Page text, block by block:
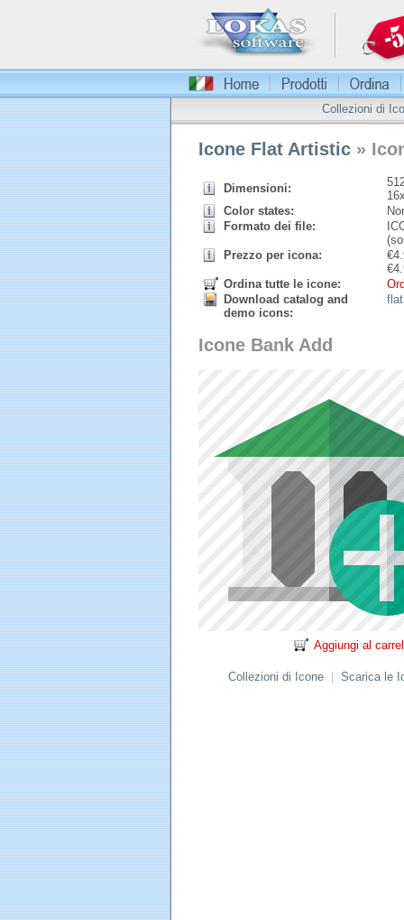
Collezioni di
Icone Flat Artistic »
Dimensioni:
Color states:
Formato dei file:
Prezzo per icona:
€
€
Ordina tutte le icone:
Download catalog and
demo icons:
Icone Bank Add
Aggiungi al
Collezioni di Icone Scarica le